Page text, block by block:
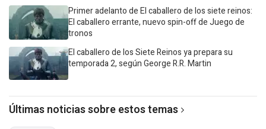
Primer adelanto de El caballero de los siete reinos:
El caballero errante, nuevo spin-off de Juego de
tronos
El caballero de los Siete Reinos ya prepara su
temporada 2, según George R.R. Martin
Últimas noticias sobre estos temas